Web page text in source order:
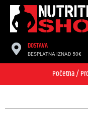
DOSTAVA
BESPLATNA IZNAD 50€
Početna/